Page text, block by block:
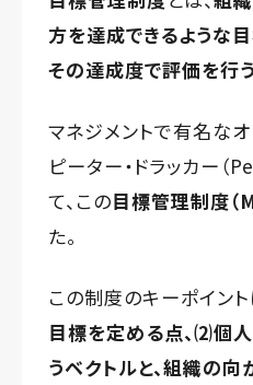
方を達成できるような
その達成度で評価を行
マネジメントで有名な
ピーター・ドラッカー
て、この目標管理制度（
た。
この制度のキーポイント
目標を定める点、⑵個
うベクトルと、組織の